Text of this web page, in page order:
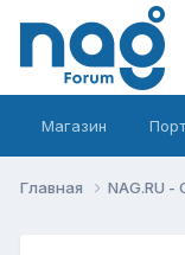
Магазин
Главная NAG.RU